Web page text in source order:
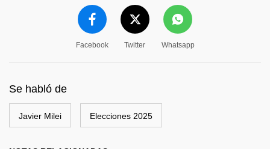
Facebook Twitter Whatsapp
Se habló de
Javier Milei Elecciones 2025